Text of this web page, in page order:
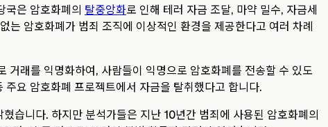
은 암호화폐의 탈중앙화로 인해 테러 자금 조달, 마약 밀수, 자금세
암호화폐가 범죄 조직에 이상적인 환경을 제공한다고 여러 차례
거래를 익명화하여, 사람들이 익명으로 암호화폐를 전송할 수 있도
주요 암호화폐 프로젝트에서 자금을 탈취했다고 합니다.
니다. 하지만 분석가들은 지난 10년간 범죄에 사용된 암호화폐의